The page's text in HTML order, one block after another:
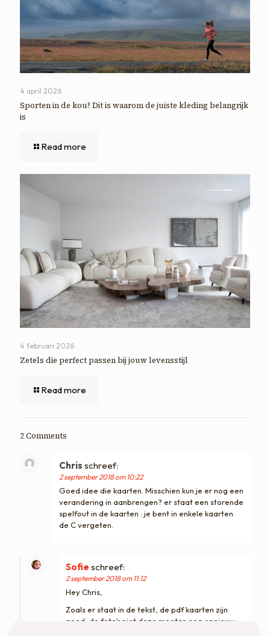
4 april 2026
Sporten in de kou? Dit is waarom de juiste kleding belangrijk
is
Read more
4 februari 2026
Zetels die perfect passen bij jouw levensstijl
Read more
2 Comments
Chris schreef:
2 september 2018 om 10:22
Goed idee die kaarten. Misschien kun je er nog een
verandering in aanbrengen? er staat een storende
spelfout in de kaarten : je bent in enkele kaarten
de C vergeten.
Sofie schreef:
2 september 2018 om 11:12
Hey Chris,
Zoals er staat in de tekst, de pdf kaarten zijn
goed, de foto’s niet deze moeten nog opnieuw